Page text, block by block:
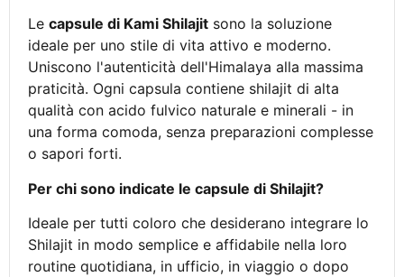
Le capsule di Kami Shilajit sono la soluzione
ideale per uno stile di vita attivo e moderno.
Uniscono l'autenticità dell'Himalaya alla massima
praticità. Ogni capsula contiene shilajit di alta
qualità con acido fulvico naturale e minerali - in
una forma comoda, senza preparazioni complesse
o sapori forti.
Per chi sono indicate le capsule di Shilajit?
Ideale per tutti coloro che desiderano integrare lo
Shilajit in modo semplice e affidabile nella loro
routine quotidiana, in ufficio, in viaggio o dopo